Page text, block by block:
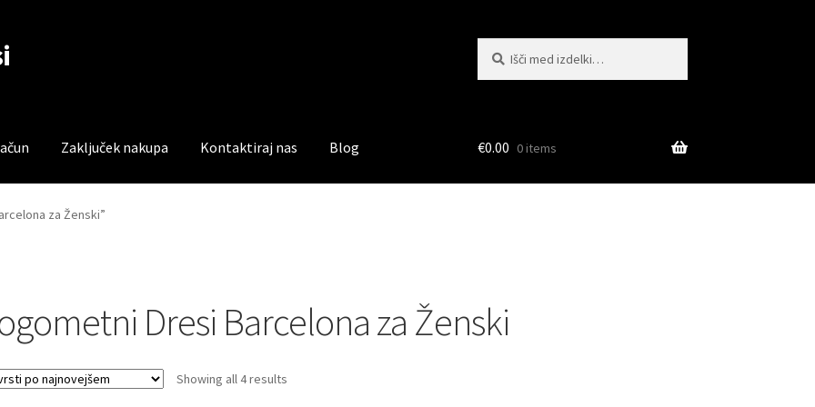
Zaključek nakupa Kontaktiraj nas Blog
Trgovina Zaključek nakupa
€0.00 0 items
za Ženski”
Dresi Barcelona za Ženski
Showing all 4 resultsSorted